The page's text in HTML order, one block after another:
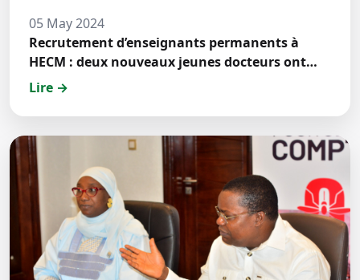
05 May 2024
Recrutement d’enseignants permanents à
HECM : deux nouveaux jeunes docteurs ont
prêté́ serment
Lire →